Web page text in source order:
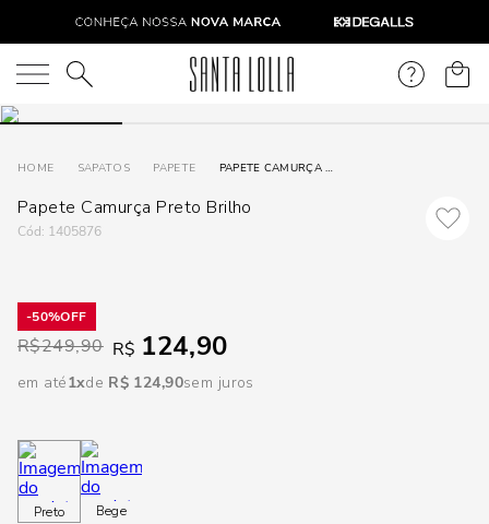
O que você está procurando?
SAPATOS PAPETE PAPETE CAMURÇA PRETO BRILHO
Papete Camurça Preto Brilho
: 1405876
50%
R$249,90 R$ 124,90
em até1 R$ 124,90sem juros
Preto Bege